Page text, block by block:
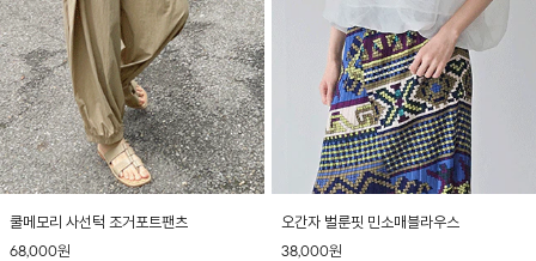
쿨메모리 사선턱 조거포트팬츠
68,000원
오간자 벌룬핏 민소매블라우스
38,000원